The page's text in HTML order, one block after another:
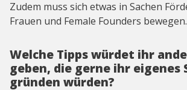
Zudem muss sich etwas in Sachen
Frauen und Female Founders bewegen.
Welche Tipps würdet ihr
geben, die gerne ihr eigenes
gründen würden?